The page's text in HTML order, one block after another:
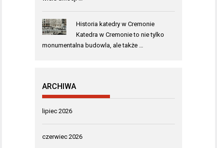
Historia katedry w Cremonie
Katedra w Cremonie to nie tylko
monumentalna budowla, ale także …
ARCHIWA
lipiec 2026
czerwiec 2026